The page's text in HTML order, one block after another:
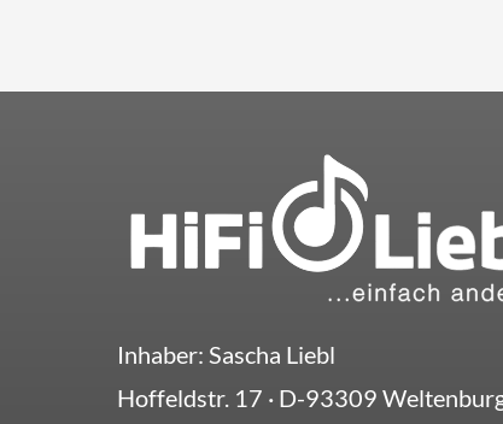
Inhaber: Sascha Liebl
Hoffeldstr. 17 · D-93309